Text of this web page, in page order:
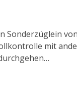
Sonderzüglein
mit